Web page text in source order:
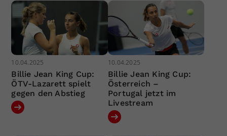
10.04.2025
Billie Jean King Cup:
ÖTV-Lazarett spielt
gegen den Abstieg
10.04.2025
Billie Jean King Cup:
Österreich –
Portugal jetzt im
Livestream